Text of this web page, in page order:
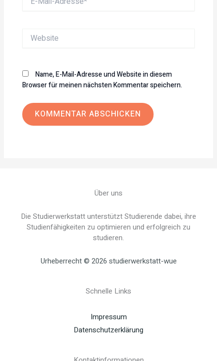
Mail-
Website
Name, E-Mail-Adresse und Website in diesem
Browser für meinen nächsten Kommentar speichern.
Über uns
Die Studierwerkstatt unterstützt Studierende dabei, ihre
Studienfähigkeiten zu optimieren und erfolgreich zu
studieren.
Urheberrecht © 2026 studierwerkstatt-wue
Schnelle Links
Impressum
Datenschutzerklärung